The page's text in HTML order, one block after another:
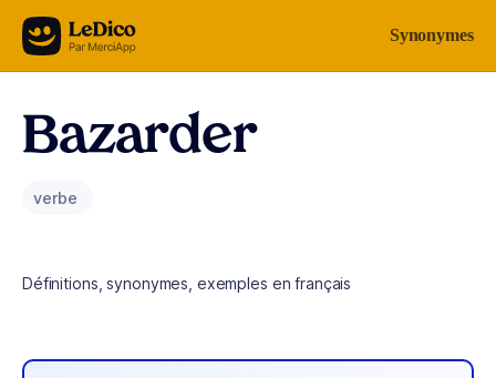
Aller au contenu Synonymes
Bazarder
verbe
Définitions, synonymes, exemples en français